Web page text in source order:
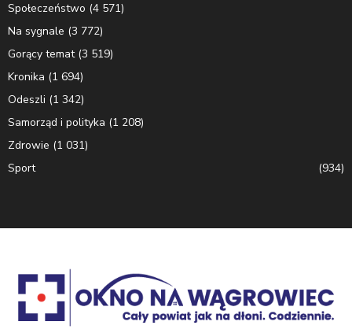
Społeczeństwo (4 571)
Na sygnale (3 772)
Gorący temat(3 519)
Kronika (1 694)
Odeszli (1 342)
Samorząd i polityka (1 208)
Zdrowie (1 031)
Sport
(934)